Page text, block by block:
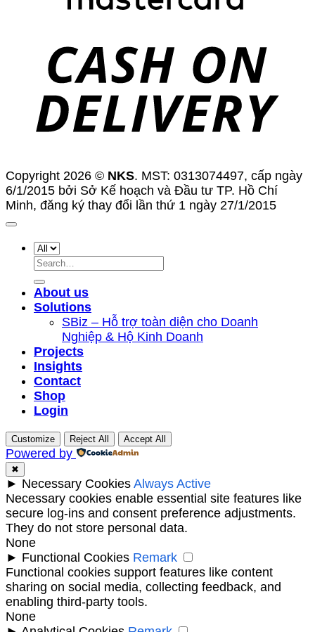
Copyright 2026 © NKS. MST: 0313074497, cấp ngày
6/1/2015 bởi Sở Kế hoạch và Đầu tư TP. Hồ Chí
Minh, đăng ký thay đổi lần thứ 1 ngày 27/1/2015
Search
About us
Solutions
SBiz – Hỗ trợ toàn diện cho Doanh
Nghiệp & Hộ Kinh Doanh
Projects
Insights
Contact
Shop
Login
Customize Reject All Accept All
Powered by
✖
► Necessary Cookies Always Active
Necessary cookies enable essential site features like
secure log-ins and consent preference adjustments.
They do not store personal data.
None
► Functional Cookies Remark
Functional cookies support features like content
sharing on social media, collecting feedback, and
enabling third-party tools.
None